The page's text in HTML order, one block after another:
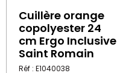
Cuillère orange
copolyester 24
cm Ergo Inclusive
Saint Romain
Réf : E1040038